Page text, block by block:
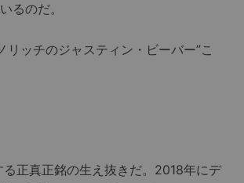
るのだ。
ッチのジャスティン・ビーバー”こ
正真正銘の生え抜きだ。2018年にデ